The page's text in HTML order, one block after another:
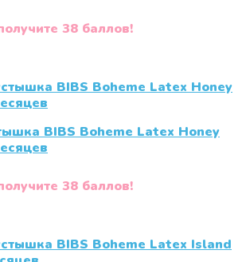
38 баллов!
BIBS Boheme Latex Honey
38 баллов!